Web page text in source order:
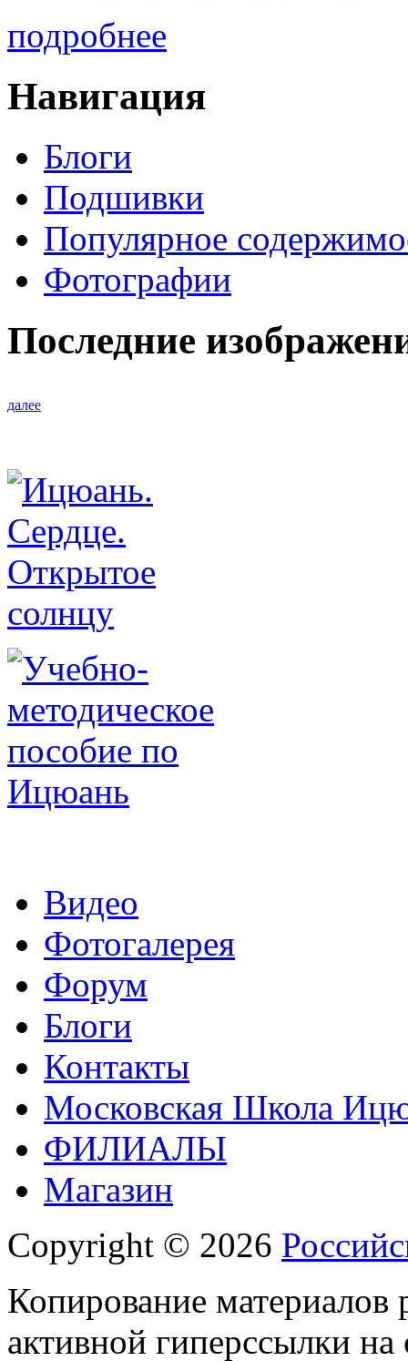
подробнее
Навигация
Блоги
Подшивки
Популярное
Фотографии
Последние
далее
Видео
Фотогалерея
Форум
Блоги
Контакты
Московская Школа
ФИЛИАЛЫ
Магазин
Copyright © 2026
Копирование материалов
активной гиперссылки